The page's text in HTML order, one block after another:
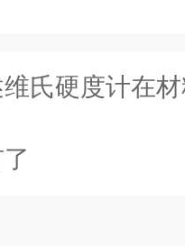
氏硬度计在材料